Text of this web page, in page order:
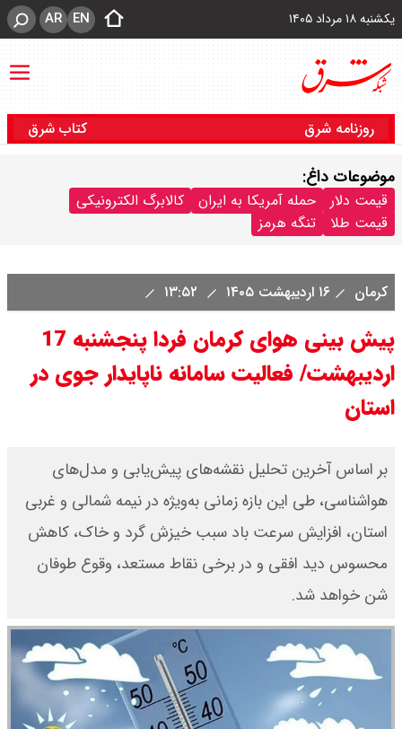
یکشنبه ۱۸ مرداد ۱۴۰۵ EN
AR
روزنامه شرق کتاب شرق
موضوعات داغ:
قیمت دلار حمله آمریکا به ایران
کالابرگ الکترونیکی
قیمت طلا
تنگه هرمز
کرمان ۱۶ اردیبهشت ۱۴۰۵
پیش بینی هوای کرمان فردا پنجشنبه 17
اردیبهشت/ فعالیت سامانه ناپایدار جوی در
استان
بر اساس آخرین تحلیل نقشه‌های پیش‌یابی و مدل‌های
هواشناسی، طی این بازه زمانی به‌ویژه در نیمه شمالی و غربی
استان، افزایش سرعت باد سبب خیزش گرد و خاک، کاهش
محسوس دید افقی و در برخی نقاط مستعد، وقوع طوفان
شن خواهد شد.